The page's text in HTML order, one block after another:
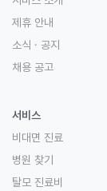
제휴 안내
소식 · 공지
채용 공고
서비스
비대면 진료
병원 찾기
탈모 진료비